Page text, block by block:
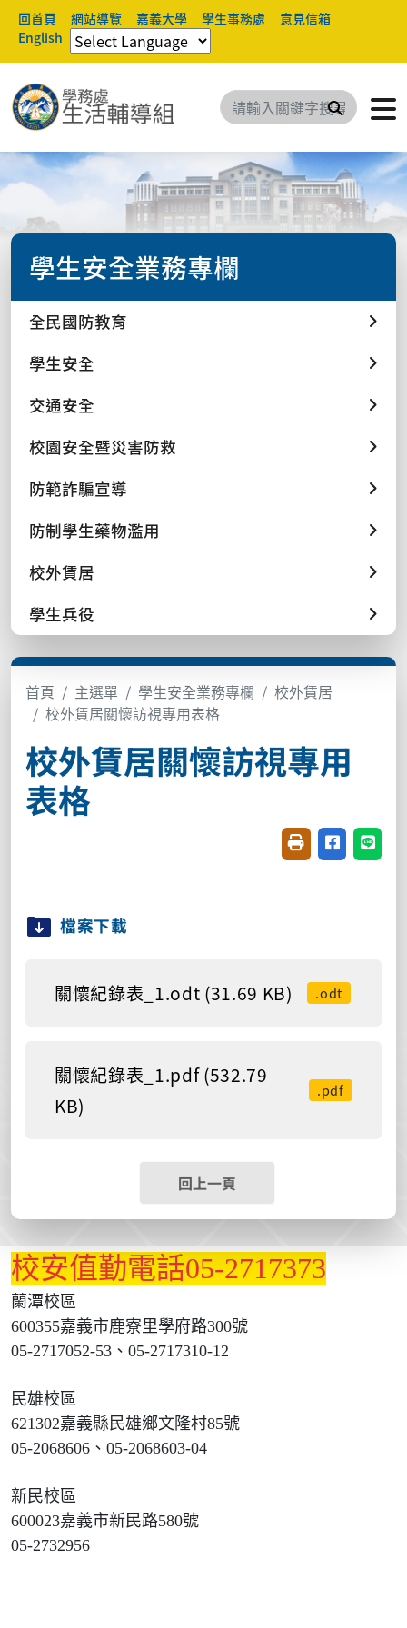
回首頁 網站導覽 嘉義大學 學生事務處
意見信箱
English
搜尋
學生安全業務專欄
全民國防教育
學生安全
交通安全
校園安全暨災害防救
防範詐騙宣導
防制學生藥物濫用
校外賃居
學生兵役
首頁 主選單 學生安全業務專欄
校外賃居
校外賃居關懷訪視專用表格
校外賃居關懷訪視專用
表格
友善列印(開新視
分享至臉書
分享
檔案下載
關懷紀錄表_1.odt (31.69 KB) .odt
關懷紀錄表_1.pdf (532.79
KB)
.pdf
回上一頁
校安值勤電話05-2717373
蘭潭校區
600355嘉義市鹿寮里學府路300號
05-2717052-53、05-2717310-12
民雄校區
621302嘉義縣民雄鄉文隆村85號
05-2068606、05-2068603-04
新民校區
600023嘉義市新民路580號
05-2732956